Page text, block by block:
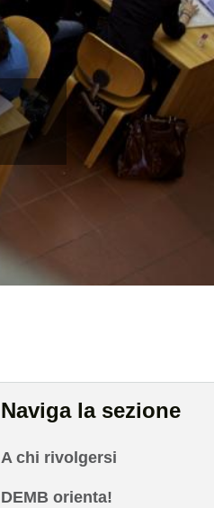
Naviga la sezione
A chi rivolgersi
DEMB orienta!